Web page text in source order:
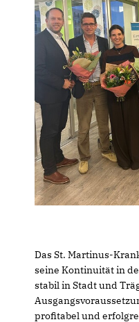
Das St. Martinus-
seine Kontinuität in
stabil in Stadt und
profitabel und